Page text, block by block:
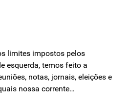
limites impostos pelos
esquerda, temos feito a
notas, jornais, eleições e
nossa corrente…